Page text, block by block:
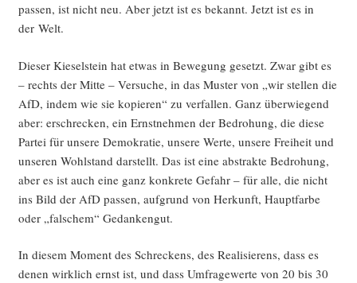
pas­sen, ist nicht neu. Aber jetzt ist es bekannt. Jetzt ist es in
der Welt.
Die­ser Kie­sel­stein hat etwas in Bewe­gung gesetzt. Zwar gibt es
– rechts der Mit­te – Ver­su­che, in das Mus­ter von „wir stel­len die
AfD, indem wie sie kopie­ren“ zu ver­fal­len. Ganz über­wie­gend
aber: erschre­cken, ein Ernst­neh­men der Bedro­hung, die die­se
Par­tei für unse­re Demo­kra­tie, unse­re Wer­te, unse­re Frei­heit und
unse­ren Wohl­stand dar­stellt. Das ist eine abs­trak­te Bedro­hung,
aber es ist auch eine ganz kon­kre­te Gefahr – für alle, die nicht
ins Bild der AfD pas­sen, auf­grund von Her­kunft, Haupt­far­be
oder „fal­schem“ Gedankengut.
In die­sem Moment des Schre­ckens, des Rea­li­sie­rens, dass es
denen wirk­lich ernst ist, und dass Umfra­ge­wer­te von 20 bis 30